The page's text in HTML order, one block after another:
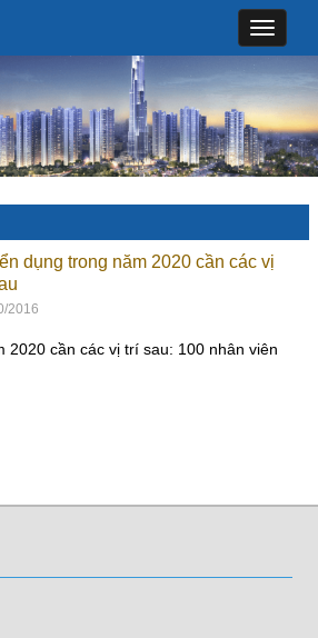
Toggle
dụng trong năm 2020 cần các vị
2016
2020 cần các vị trí sau: 100 nhân viên